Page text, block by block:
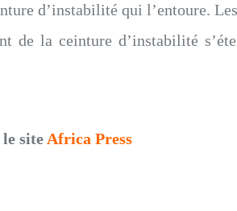
d’instabilité qui l’entoure.
de la ceinture d’instabilité
site Africa Press